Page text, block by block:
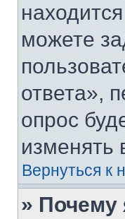
можете
ответа»,
опрос
изменять
Вернуться к
» Почему